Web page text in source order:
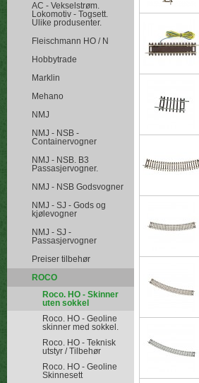
AC - Vekselstrøm.
Lokomotiv - Togsett.
Ulike produsenter.
Fleischmann HO / N
Hobbytrade
Marklin
Mehano
NMJ
NMJ - NSB -
Containervogner
NMJ - NSB. B3
Passasjervogner.
NMJ - NSB Godsvogner
NMJ - SJ - Gods og
kjølevogner
NMJ - SJ -
Passasjervogner
Preiser tilbehør
ROCO
Roco. HO - Skinner
uten sokkel
Roco. HO - Geoline
skinner med sokkel.
Roco. HO - Teknisk
utstyr / Tilbehør
Roco. HO - Geoline
Skinnesett